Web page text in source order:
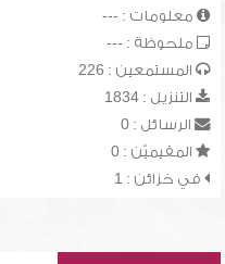
معلومات : ---
ملحوظة : ---
المستمعين : 226
التنزيل : 1834
الرسائل : 0
المقيميّن : 0
في خزائن : 1